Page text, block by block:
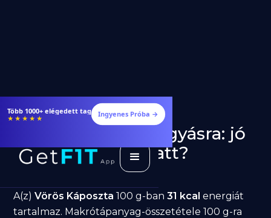
Több 1000+ elégedett tag
★★★★★ Ingyenes Próba →
Vörös Káposzta fogyásra: jó
választás diéta alatt?
A(z)Vörös Káposzta 100 g-ban31 kcal energiát
tartalmaz. Makrótápanyag-összetétele 100 g-ra